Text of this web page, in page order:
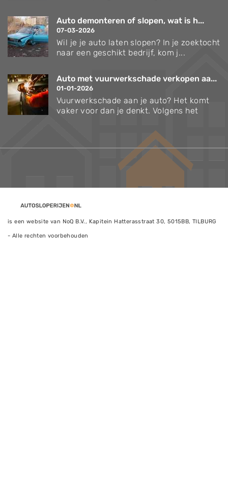
Auto demonteren of slopen, wat is h...
07-03-2026
Wil je je auto laten slopen? In je zoektocht
naar een geschikt bedrijf, kom j...
Auto met vuurwerkschade verkopen aa...
01-01-2026
Vuurwerkschade aan je auto? Het komt
vaker voor dan je denkt. Volgens het
is een website van NoQ B.V., Kapitein Hatterasstraat 30, 5015BB, TILBURG
- Alle rechten voorbehouden